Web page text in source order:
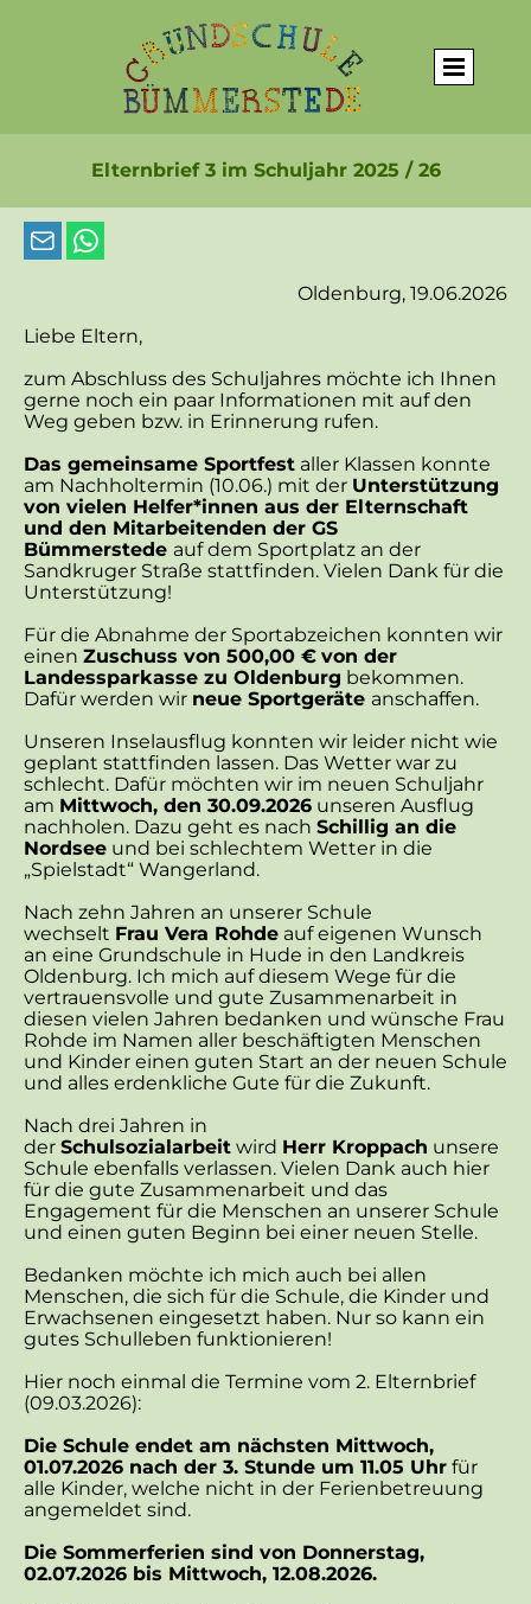
Elternbrief 3 im Schuljahr 2025 / 26
Oldenburg, 19.06.2026
Liebe Eltern,
zum Abschluss des Schuljahres möchte ich Ihnen
gerne noch ein paar Informationen mit auf den
Weg geben bzw. in Erinnerung rufen.
Das gemeinsame Sportfest aller Klassen konnte
am Nachholtermin (10.06.) mit der Unterstützung
von vielen Helfer*innen aus der Elternschaft
und den Mitarbeitenden der GS
Bümmerstede auf dem Sportplatz an der
Sandkruger Straße stattfinden. Vielen Dank für die
Unterstützung!
Für die Abnahme der Sportabzeichen konnten wir
einen Zuschuss von 500,00 € von der
Landessparkasse zu Oldenburg bekommen.
Dafür werden wir neue Sportgeräte anschaffen.
Unseren Inselausflug konnten wir leider nicht wie
geplant stattfinden lassen. Das Wetter war zu
schlecht. Dafür möchten wir im neuen Schuljahr
am Mittwoch, den 30.09.2026 unseren Ausflug
nachholen. Dazu geht es nach Schillig an die
Nordsee und bei schlechtem Wetter in die
„Spielstadt“ Wangerland.
Nach zehn Jahren an unserer Schule
wechselt Frau Vera Rohde auf eigenen Wunsch
an eine Grundschule in Hude in den Landkreis
Oldenburg. Ich mich auf diesem Wege für die
vertrauensvolle und gute Zusammenarbeit in
diesen vielen Jahren bedanken und wünsche Frau
Rohde im Namen aller beschäftigten Menschen
und Kinder einen guten Start an der neuen Schule
und alles erdenkliche Gute für die Zukunft.
Nach drei Jahren in
der Schulsozialarbeit wird Herr Kroppach unsere
Schule ebenfalls verlassen. Vielen Dank auch hier
für die gute Zusammenarbeit und das
Engagement für die Menschen an unserer Schule
und einen guten Beginn bei einer neuen Stelle.
Bedanken möchte ich mich auch bei allen
Menschen, die sich für die Schule, die Kinder und
Erwachsenen eingesetzt haben. Nur so kann ein
gutes Schulleben funktionieren!
Hier noch einmal die Termine vom 2. Elternbrief
(09.03.2026):
Die Schule endet am nächsten Mittwoch,
01.07.2026 nach der 3. Stunde um 11.05 Uhr für
alle Kinder, welche nicht in der Ferienbetreuung
angemeldet sind.
Die Sommerferien sind von Donnerstag,
02.07.2026 bis Mittwoch, 12.08.2026.